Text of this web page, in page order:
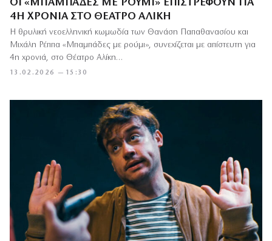
ΟΙ «ΜΠΑΜΠΆΔΕΣ ΜΕ ΡΟΎΜΙ» ΕΠΙΣΤΡΈΦΟΥΝ ΓΙΑ
4Η ΧΡΟΝΙΆ ΣΤΟ ΘΈΑΤΡΟ ΑΛΊΚΗ
13.02.2026 — 15:30
H θρυλική νεοελληνική κωμωδία των Θανάση Παπαθανασίου και
Μιχάλη Ρέππα «Μπαμπάδες με ρούμι», συνεχίζεται με απίστευτη για
4η χρονιά, στο Θέατρο Αλίκη…